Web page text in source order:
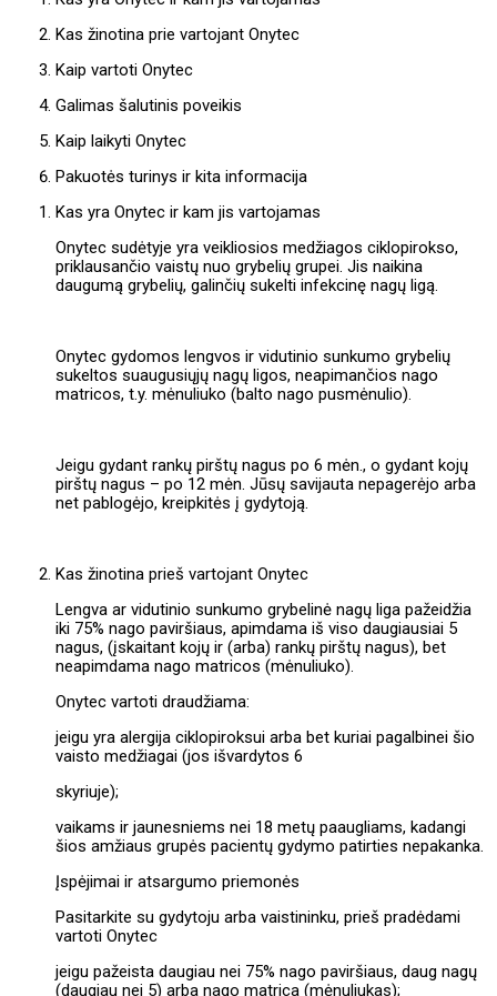
Kas žinotina prie vartojant Onytec
Kaip vartoti Onytec
Galimas šalutinis poveikis
Kaip laikyti Onytec
Pakuotės turinys ir kita informacija
Kas yra Onytec ir kam jis vartojamas
Onytec sudėtyje yra veikliosios medžiagos ciklopirokso,
priklausančio vaistų nuo grybelių grupei. Jis naikina
daugumą grybelių, galinčių sukelti infekcinę nagų ligą.
Onytec gydomos lengvos ir vidutinio sunkumo grybelių
sukeltos suaugusiųjų nagų ligos, neapimančios nago
matricos, t.y. mėnuliuko (balto nago pusmėnulio).
Jeigu gydant rankų pirštų nagus po 6 mėn., o gydant kojų
pirštų nagus – po 12 mėn. Jūsų savijauta nepagerėjo arba
net pablogėjo, kreipkitės į gydytoją.
Kas žinotina prieš vartojant Onytec
Lengva ar vidutinio sunkumo grybelinė nagų liga pažeidžia
iki 75% nago paviršiaus, apimdama iš viso daugiausiai 5
nagus, (įskaitant kojų ir (arba) rankų pirštų nagus), bet
neapimdama nago matricos (mėnuliuko).
Onytec vartoti draudžiama:
jeigu yra alergija ciklopiroksui arba bet kuriai pagalbinei šio
vaisto medžiagai (jos išvardytos 6
skyriuje);
vaikams ir jaunesniems nei 18 metų paaugliams, kadangi
šios amžiaus grupės pacientų gydymo patirties nepakanka.
Įspėjimai ir atsargumo priemonės
Pasitarkite su gydytoju arba vaistininku, prieš pradėdami
vartoti Onytec
jeigu pažeista daugiau nei 75% nago paviršiaus, daug nagų
(daugiau nei 5) arba nago matrica (mėnuliukas);